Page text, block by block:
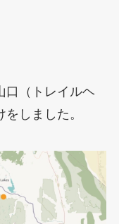
口（トレイルヘ
しました。